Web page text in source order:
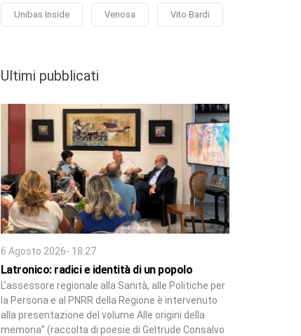
Unibas Inside Venosa Vito Bardi
Ultimi pubblicati
6 Agosto 2026- 18:27
Latronico: radici e identità di un popolo
L’assessore regionale alla Sanità, alle Politiche per
la Persona e al PNRR della Regione è intervenuto
alla presentazione del volume Alle origini della
memoria” (raccolta di poesie di Geltrude Consalvo